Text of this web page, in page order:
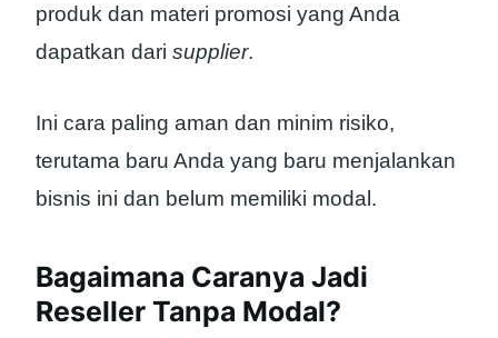
produk dan materi promosi yang Anda
dapatkan dari supplier.
Ini cara paling aman dan minim risiko,
terutama baru Anda yang baru menjalankan
bisnis ini dan belum memiliki modal.
Bagaimana Caranya Jadi
Reseller Tanpa Modal?